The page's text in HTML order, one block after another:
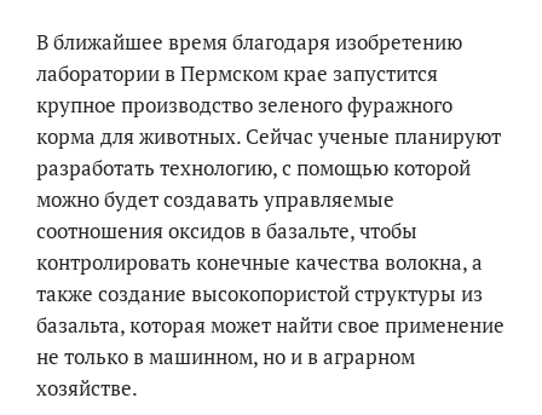
В ближайшее время благодаря изобретению
лаборатории в Пермском крае запустится
крупное производство зеленого фуражного
корма для животных. Сейчас ученые планируют
разработать технологию, с помощью которой
можно будет создавать управляемые
соотношения оксидов в базальте, чтобы
контролировать конечные качества волокна, а
также создание высокопористой структуры из
базальта, которая может найти свое применение
не только в машинном, но и в аграрном
хозяйстве.